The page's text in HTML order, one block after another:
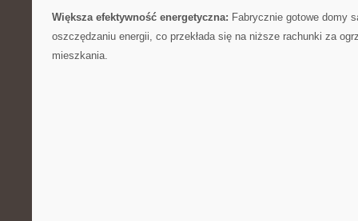
Większa efektywność ‍energetyczna: ⁣Fabrycznie ‍gotowe domy
oszczędzaniu energii, co przekłada się na ​niższe⁤ rachunki za⁤
mieszkania.